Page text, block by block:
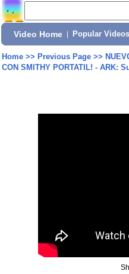
Video Home Popular Videos
Home>> Previous Page>>
CON SMITHY PORTATIL! - ARK: